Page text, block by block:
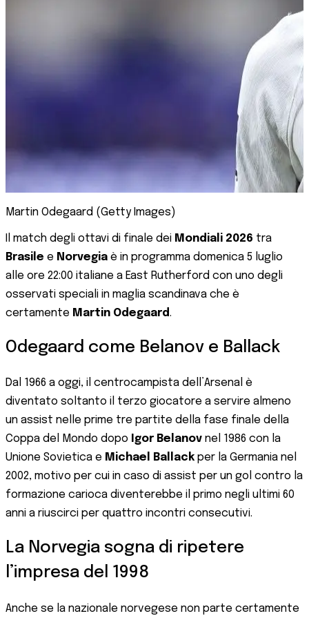
Martin Odegaard (Getty Images)
Il match degli ottavi di finale dei Mondiali 2026 tra
Brasile e Norvegia è in programma domenica 5 luglio
alle ore 22:00 italiane a East Rutherford con uno degli
osservati speciali in maglia scandinava che è
certamente Martin Odegaard.
Odegaard come Belanov e Ballack
Dal 1966 a oggi, il centrocampista dell’Arsenal è
diventato soltanto il terzo giocatore a servire almeno
un assist nelle prime tre partite della fase finale della
Coppa del Mondo dopo
Igor Belanov nel 1986 con la
Unione Sovietica e Michael Ballack per la Germania nel
2002, motivo per cui in caso di assist per un gol contro la
formazione carioca diventerebbe il primo negli ultimi 60
anni a riuscirci per quattro incontri consecutivi.
La Norvegia sogna di ripetere
l’impresa del 1998
Anche se la nazionale norvegese non parte certamente